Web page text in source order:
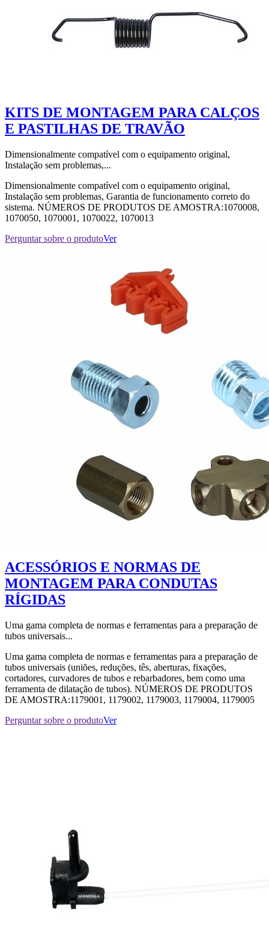
KITS DE MONTAGEM PARA CALÇOS
E PASTILHAS DE TRAVÃO
Dimensionalmente compatível com o equipamento original,
Instalação sem problemas,...
Dimensionalmente compatível com o equipamento original,
Instalação sem problemas, Garantia de funcionamento correto do
sistema. NÚMEROS DE PRODUTOS DE AMOSTRA:1070008,
1070050, 1070001, 1070022, 1070013
Perguntar sobre o produtoVer
ACESSÓRIOS E NORMAS DE
MONTAGEM PARA CONDUTAS
RÍGIDAS
Uma gama completa de normas e ferramentas para a preparação de
tubos universais...
Uma gama completa de normas e ferramentas para a preparação de
tubos universais (uniões, reduções, tês, aberturas, fixações,
cortadores, curvadores de tubos e rebarbadores, bem como uma
ferramenta de dilatação de tubos). NÚMEROS DE PRODUTOS
DE AMOSTRA:1179001, 1179002, 1179003, 1179004, 1179005
Perguntar sobre o produtoVer